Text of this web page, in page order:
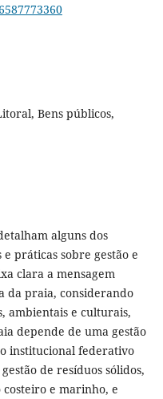
Bens públicos,
alguns dos
práticas sobre gestão e
clara a mensagem
da praia, considerando
ambientais e culturais,
depende de uma gestão
institucional federativo
de resíduos sólidos,
e marinho, e